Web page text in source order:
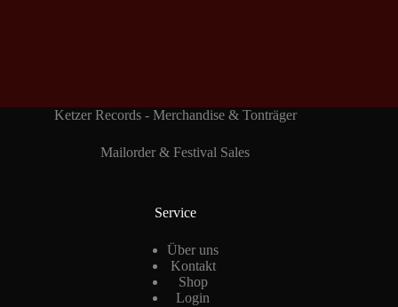
Ketzer Records - Merchandise & Tonträger
Mailorder & Festival Sales
Service
Über uns
Kontakt
Shop
Login